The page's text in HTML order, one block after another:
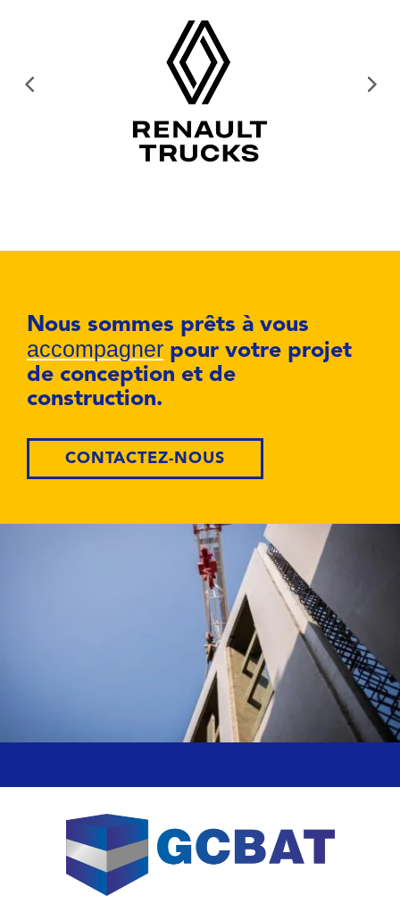
Nous sommes prêts à vous
accompagner pour votre projet
de conception et de
construction.
CONTACTEZ-NOUS